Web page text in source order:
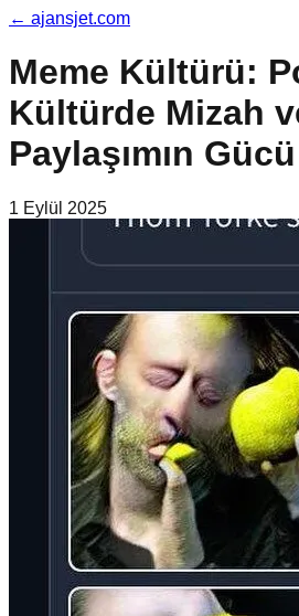
← ajansjet.com
Meme Kültürü:
Kültürde Mizah
Paylaşımın Gücü
1 Eylül 2025